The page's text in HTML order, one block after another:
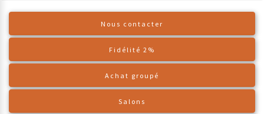
Nous contacter
Fidélité 2%
Achat groupé
Salons